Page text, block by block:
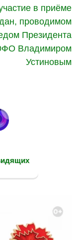
в приёме
проводимом
Президента
Владимиром
Устиновым